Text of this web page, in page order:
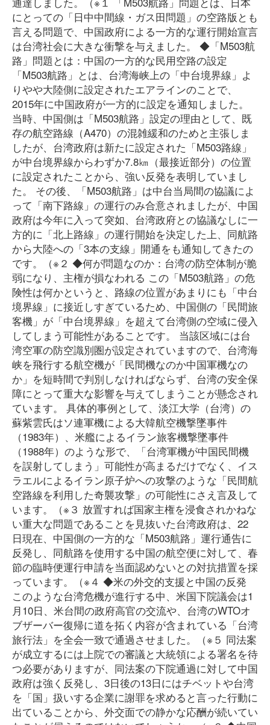
にとっての「日中中間線・ガス田問題」の空路版とも
言える問題で、中国政府による一方的な運行開始宣言
は台湾社会に大きな衝撃を与えました。 ◆「M503航
路」問題とは：中国の一方的な民用空路の設定
「M503航路」とは、台湾海峡上の「中台境界線」よ
りやや大陸側に設定されたエアラインのことで、
2015年に中国政府が一方的に設定を通知しました。
当時、中国側は「M503航路」設定の理由として、既
存の航空路線（A470）の混雑緩和のためと主張しま
したが、台湾政府は新たに設定された「M503路線」
が中台境界線からわずか7.8㎞（最接近部分）の位置
に設定されたことから、強い反発を表明していまし
た。 その後、「M503航路」は中台当局間の協議によ
って「南下路線」の運行のみ合意されましたが、中国
政府は今年に入って突如、台湾政府との協議なしに一
方的に「北上路線」の運行開始を決定した上、同航路
から大陸への「3本の支線」開通をも通知してきたの
です。（※２ ◆何が問題なのか：台湾の防空体制が脆
弱になり、主権が損なわれる この「M503航路」の危
険性は何かというと、路線の位置があまりにも「中台
境界線」に接近しすぎているため、中国側の「民間旅
客機」が「中台境界線」を超えて台湾側の空域に侵入
してしまう可能性があることです。 当該区域には台
湾空軍の防空識別圏が設定されていますので、台湾海
峡を飛行する航空機が「民間機なのか中国軍機なの
か」を短時間で判別しなければならず、台湾の安全保
障にとって重大な影響を与えてしまうことが懸念され
ています。 具体的事例として、淡江大学（台湾）の
蘇紫雲氏はソ連軍機による大韓航空機撃墜事件
（1983年）、米艦によるイラン旅客機撃墜事件
（1988年）のような形で、「台湾軍機が中国民間機
を誤射してしまう」可能性が高まるだけでなく、イス
ラエルによるイラン原子炉への攻撃のような「民間航
空路線を利用した奇襲攻撃」の可能性にさえ言及して
います。（※３ 放置すれば国家主権を浸食されかねな
い重大な問題であることを見抜いた台湾政府は、22
日現在、中国側の一方的な「M503航路」運行通告に
反発し、同航路を使用する中国の航空便に対して、春
節の臨時便運行申請を当面認めないとの対抗措置を採
っています。（※４ ◆米の外交的支援と中国の反発
このような台湾危機が進行する中、米国下院議会は1
月10日、米台間の政府高官の交流や、台湾のWTOオ
ブザーバー復帰に道を拓く内容が含まれている「台湾
旅行法」を全会一致で通過させました。（※５ 同法案
が成立するには上院での審議と大統領による署名を待
つ必要がありますが、同法案の下院通過に対して中国
政府は強く反発し、3日後の13日にはチベットや台湾
を「国」扱いする企業に謝罪を求めると言った行動に
出ていることから、外交面での静かな応酬が続いてい